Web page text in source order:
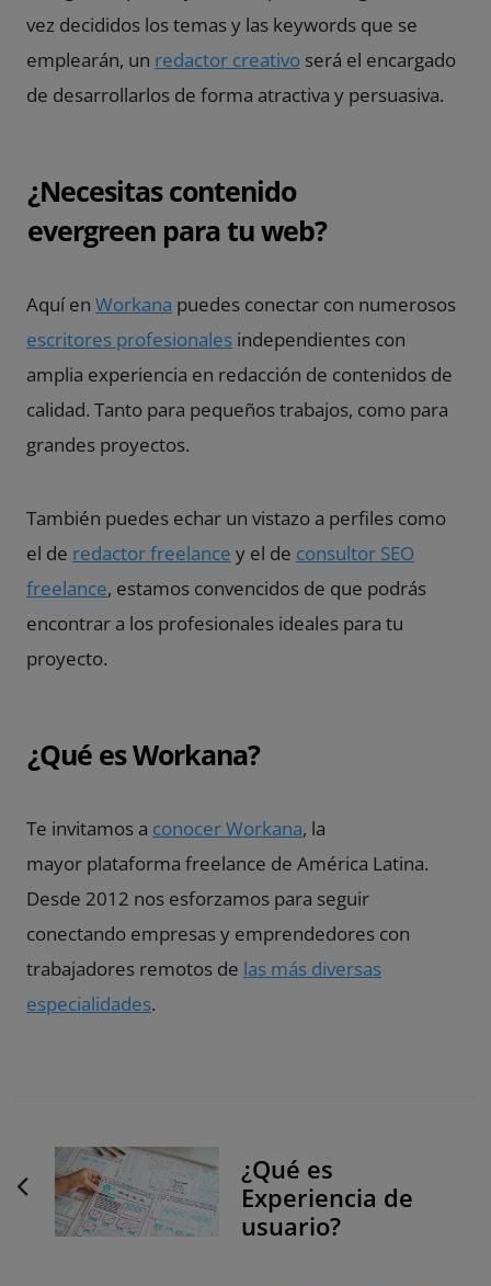
vez decididos los temas y las keywords que se
emplearán, un redactor creativo será el encargado
de desarrollarlos de forma atractiva y persuasiva.
¿Necesitas contenido
evergreen para tu web?
Aquí en Workana puedes conectar con numerosos
escritores profesionales independientes con
amplia experiencia en redacción de contenidos de
calidad. Tanto para pequeños trabajos, como para
grandes proyectos.
También puedes echar un vistazo a perfiles como
el de redactor freelance y el de consultor SEO
freelance, estamos convencidos de que podrás
encontrar a los profesionales ideales para tu
proyecto.
¿Qué es Workana?
Te invitamos a conocer Workana, la
mayor plataforma freelance de América Latina.
Desde 2012 nos esforzamos para seguir
conectando empresas y emprendedores con
trabajadores remotos de las más diversas
especialidades.
¿Qué es
Experiencia de
usuario?